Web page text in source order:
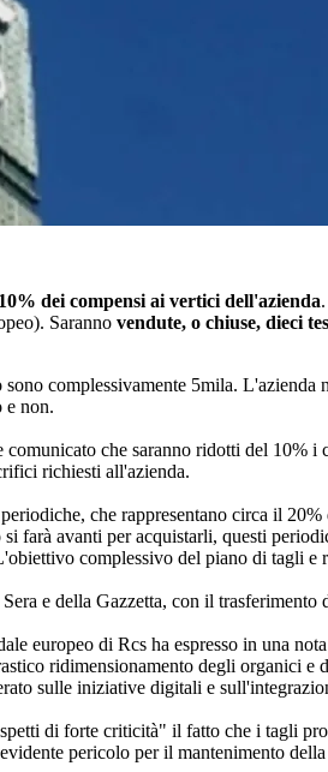
dei compensi ai vertici dell'azienda
Saranno vendute, o chiuse, dieci
complessivamente 5mila.
e non.
che saranno ridotti del 10% i
richiesti all'azienda.
che rappresentano circa il
farà avanti per acquistarli, questi
complessivo del piano di tagli e
e della Gazzetta, con il
europeo di Rcs ha espresso in una
ridimensionamento degli organici
sulle iniziative digitali e
di forte criticità" il fatto che i tagli
pericolo per il mantenimento